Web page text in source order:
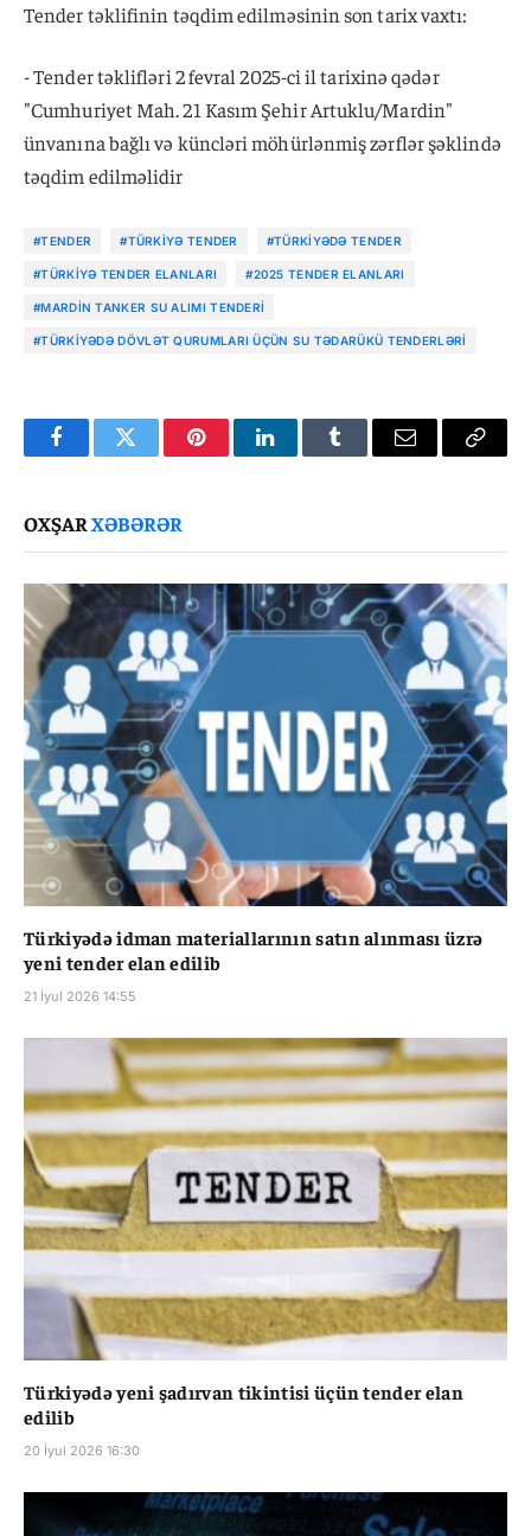
Tender təklifinin təqdim edilməsinin son tarix vaxtı:
- Tender təklifləri 2 fevral 2025-ci il tarixinə qədər
"Cumhuriyet Mah. 21 Kasım Şehir Artuklu/Mardin"
ünvanına bağlı və küncləri möhürlənmiş zərflər şəklində
təqdim edilməlidir
#TENDER #TÜRKIYƏ TENDER #TÜRKIYƏDƏ TENDER
#TÜRKIYƏ TENDER ELANLARI #2025 TENDER ELANLARI
#MARDIN TANKER SU ALIMI TENDERI
#TÜRKIYƏDƏ DÖVLƏT QURUMLARI ÜÇÜN SU TƏDARÜKÜ TENDERLƏRI
FacebookTwitter PinterestLinkedInTumblr Email
Copy
OXŞARXƏBƏRƏR
Türkiyədə idman materiallarının satın alınması üzrə
yeni tender elan edilib
21 İyul 2026 14:55
Türkiyədə yeni şadırvan tikintisi üçün tender elan
edilib
20 İyul 2026 16:30